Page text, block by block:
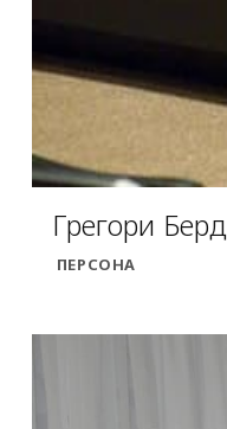
Грегори
ПЕРСОНА